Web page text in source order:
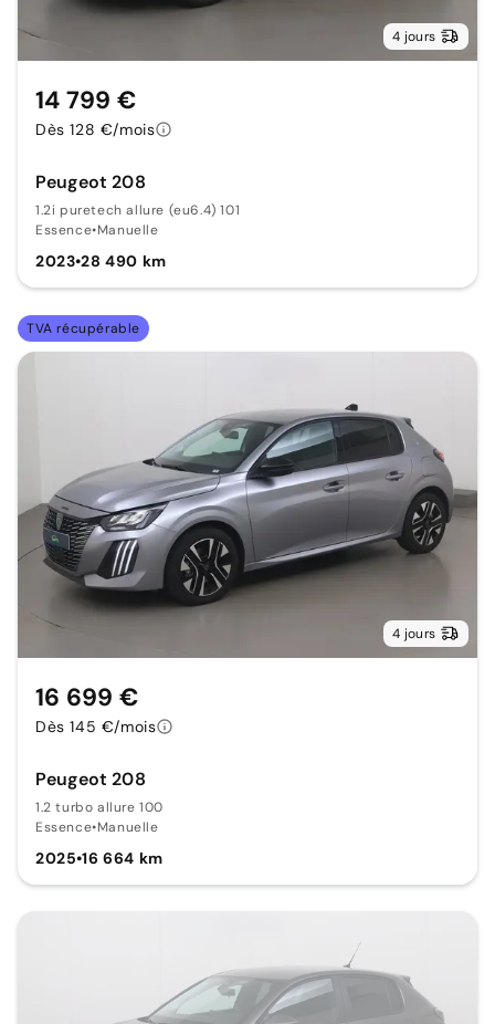
4 jours
Peugeot 208
1.2i puretech allure (eu6.4) 101
Essence•Manuelle
2023•28 490 km
14 799 €
Dès 128 €/mois
TVA récupérable
4 jours
Peugeot 208
1.2 turbo allure 100
Essence•Manuelle
2025•16 664 km
16 699 €
Dès 145 €/mois